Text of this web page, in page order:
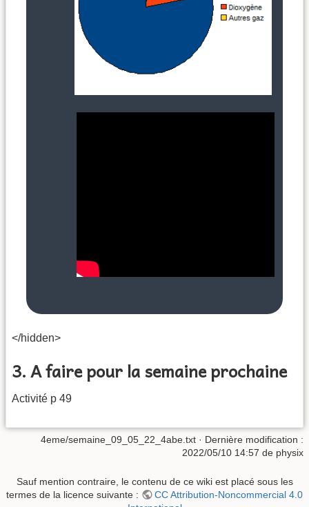
</hidden>
3. A faire pour la semaine prochaine
Activité p 49
4eme/semaine_09_05_22_4abe.txt · Dernière modification :
2022/05/10 14:57 de physix
Sauf mention contraire, le contenu de ce wiki est placé sous les
termes de la licence suivante :
CC Attribution-Noncommercial 4.0